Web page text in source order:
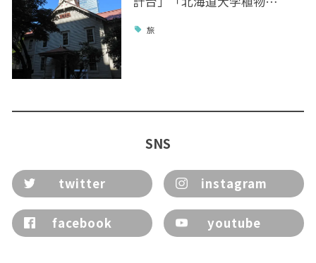
旅
SNS
twitter instagram
facebook youtube